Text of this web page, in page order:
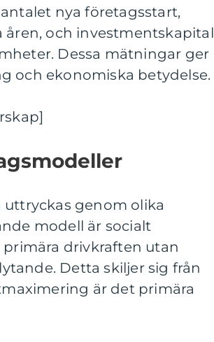
nya företagsstart,
åren, och investmentskapital
Dessa mätningar ger
och ekonomiska betydelse.
genom olika
modell är socialt
drivkraften utan
Detta skiljer sig från
är det primära